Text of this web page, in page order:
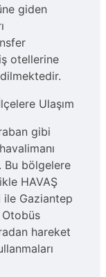
giden
otellerine
Ulaşım
gibi
Bu bölgelere
HAVAŞ
Gaziantep
Otobüs
hareket